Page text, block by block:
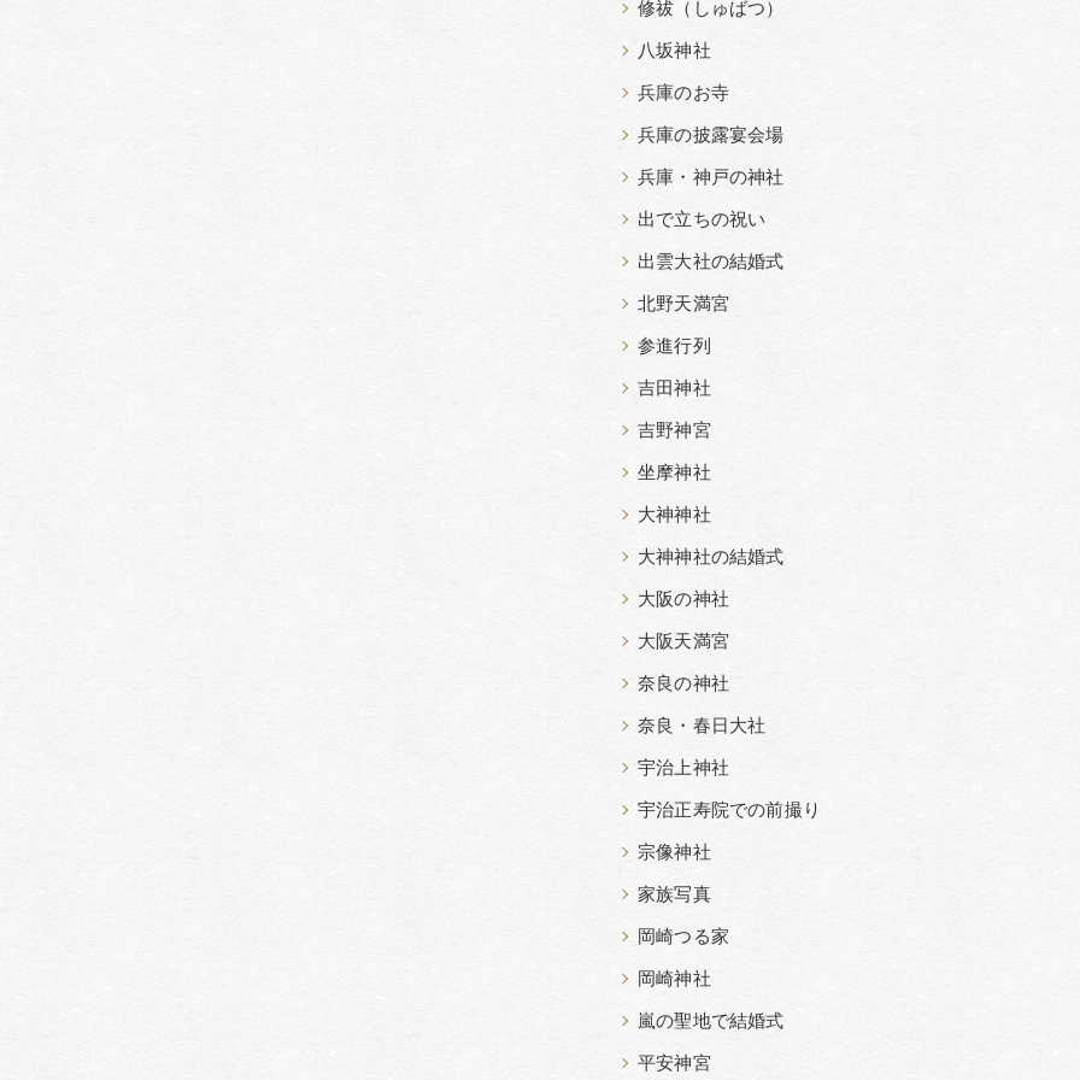
修祓（しゅばつ）
八坂神社
兵庫のお寺
兵庫の披露宴会場
兵庫・神戸の神社
出で立ちの祝い
出雲大社の結婚式
北野天満宮
参進行列
吉田神社
吉野神宮
坐摩神社
大神神社
大神神社の結婚式
大阪の神社
大阪天満宮
奈良の神社
奈良・春日大社
宇治上神社
宇治正寿院での前撮り
宗像神社
家族写真
岡崎つる家
岡崎神社
嵐の聖地で結婚式
平安神宮